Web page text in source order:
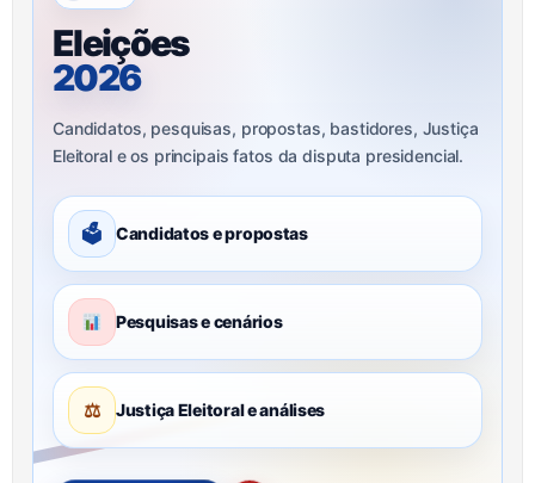
Eleições
2026
Candidatos, pesquisas, propostas, bastidores, Justiça
Eleitoral e os principais fatos da disputa presidencial.
🗳 Candidatos e propostas
Pesquisas e cenários
⚖ Justiça Eleitoral e análises